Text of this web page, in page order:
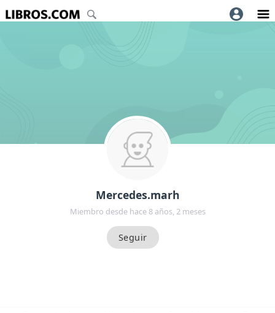
Mercedes.marh
Miembro desde hace 8 años, 2 meses